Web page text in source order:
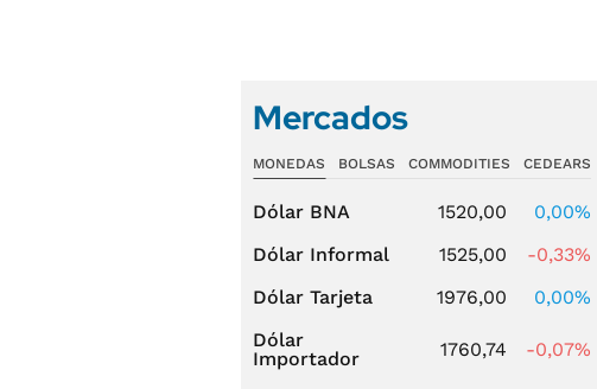
Mercados
MONEDAS BOLSAS COMMODITIES CEDEARS
Dólar BNA 1520,00
0,00%
Dólar Informal
1525,00
-0,33%
Dólar Tarjeta
1976,00
0,00%
Dólar
Importador
1760,74 -0,07%